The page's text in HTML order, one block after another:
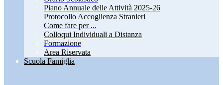
Piano Annuale delle Attività 2025-26
Protocollo Accoglienza Stranieri
Come fare per ...
Colloqui Individuali a Distanza
Formazione
Area Riservata
Scuola Famiglia